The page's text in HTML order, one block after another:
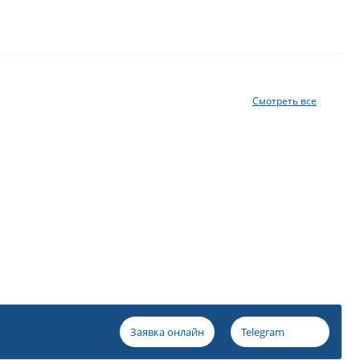
Смотреть все
Заявка онлайн Telegram